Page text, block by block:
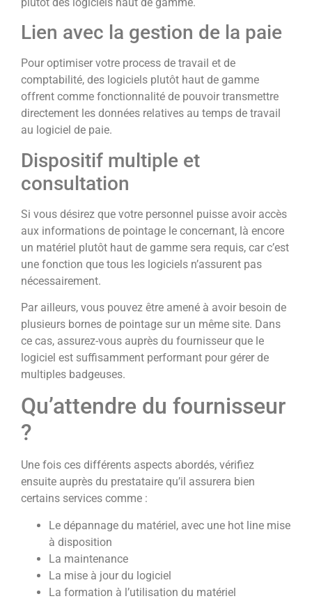
Lien avec la gestion de la paie
Pour optimiser votre process de travail et de
comptabilité, des logiciels plutôt haut de gamme
offrent comme fonctionnalité de pouvoir transmettre
directement les données relatives au temps de travail
au logiciel de paie.
Dispositif multiple et
consultation
Si vous désirez que votre personnel puisse avoir accès
aux informations de pointage le concernant, là encore
un matériel plutôt haut de gamme sera requis, car c’est
une fonction que tous les logiciels n’assurent pas
nécessairement.
Par ailleurs, vous pouvez être amené à avoir besoin de
plusieurs bornes de pointage sur un même site. Dans
ce cas, assurez-vous auprès du fournisseur que le
logiciel est suffisamment performant pour gérer de
multiples badgeuses.
Qu’attendre du fournisseur
?
Une fois ces différents aspects abordés, vérifiez
ensuite auprès du prestataire qu’il assurera bien
certains services comme :
Le dépannage du matériel, avec une hot line mise
à disposition
La maintenance
La mise à jour du logiciel
La formation à l’utilisation du matériel